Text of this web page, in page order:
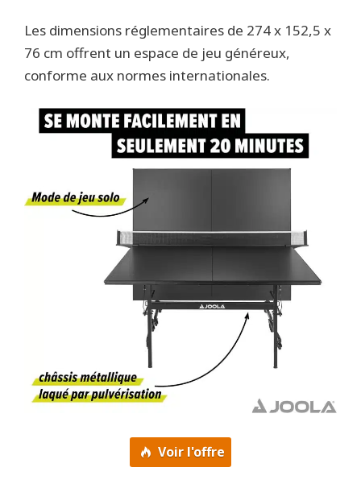
Les dimensions réglementaires de 274 x 152,5 x
76 cm offrent un espace de jeu généreux,
conforme aux normes internationales.
Voir l'offre